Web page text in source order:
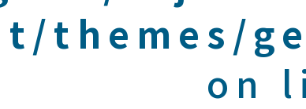
themes/
on